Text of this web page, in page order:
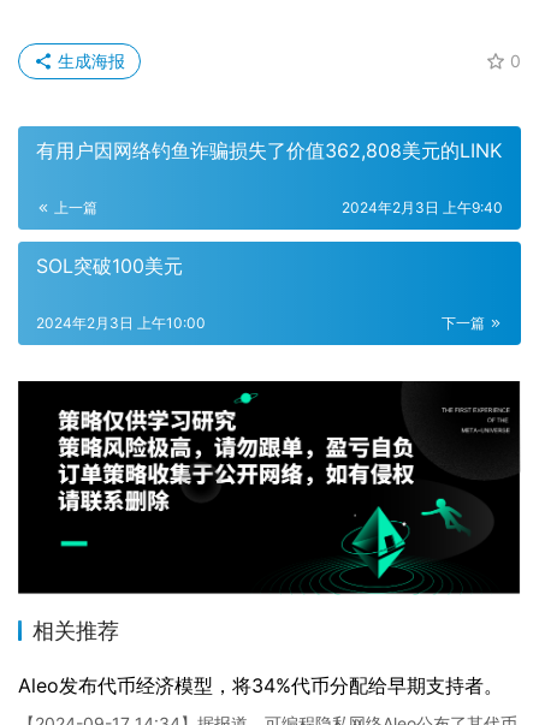
0
生成海报
有用户因网络钓鱼诈骗损失了价值362,808美元的LINK
上一篇 2024年2月3日 上午9:40
SOL突破100美元
下一篇
2024年2月3日 上午10:00
相关推荐
Aleo发布代币经济模型，将34%代币分配给早期支持者。